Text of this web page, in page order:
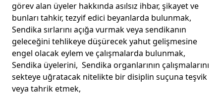
görev alan üyeler hakkında asılsız ihbar, şikayet ve
bunları tahkir, tezyif edici beyanlarda bulunmak,
Sendika sırlarını açığa vurmak veya sendikanın
geleceğini tehlikeye düşürecek yahut gelişmesine
engel olacak eylem ve çalışmalarda bulunmak,
Sendika üyelerini, Sendika organlarının çalışmalarını
sekteye uğratacak nitelikte bir disiplin suçuna teşvik
veya tahrik etmek,